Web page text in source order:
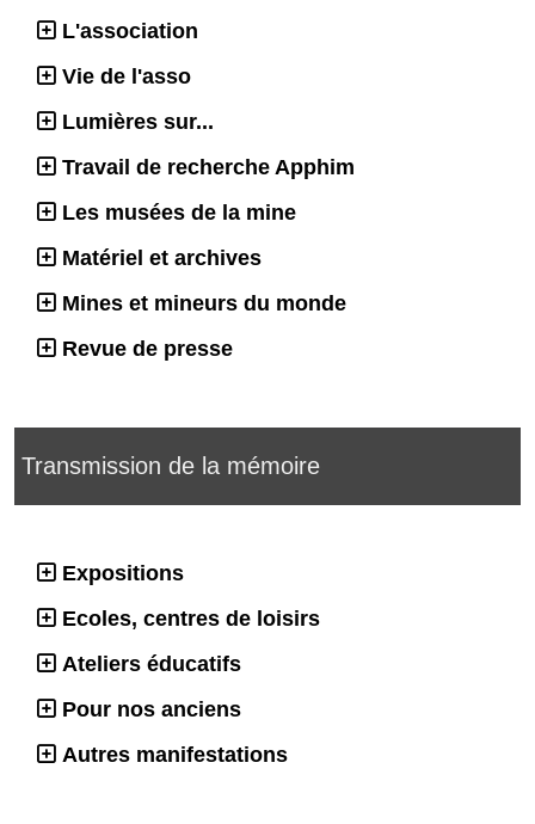
L'association
Vie de l'asso
Lumières sur...
Travail de recherche Apphim
Les musées de la mine
Matériel et archives
Mines et mineurs du monde
Revue de presse
Transmission de la mémoire
Expositions
Ecoles, centres de loisirs
Ateliers éducatifs
Pour nos anciens
Autres manifestations